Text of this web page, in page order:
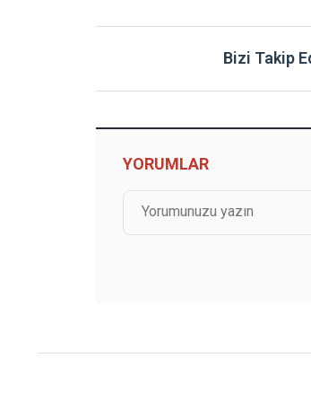
Bizi Takip
YORUMLAR